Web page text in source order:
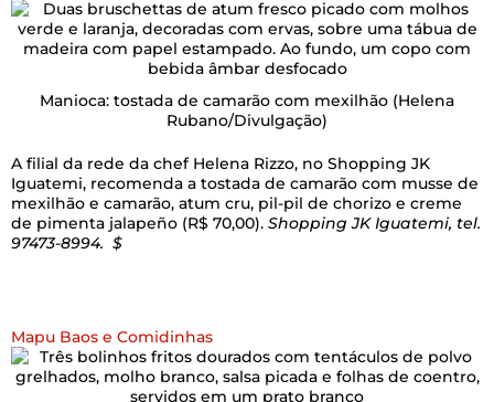
Manioca: tostada de camarão com mexilhão (Helena
Rubano/Divulgação)
A filial da rede da chef Helena Rizzo, no Shopping JK
Iguatemi, recomenda a tostada de camarão com musse de
mexilhão e camarão, atum cru, pil-pil de chorizo e creme
de pimenta jalapeño (R$ 70,00). Shopping JK Iguatemi, tel.
97473-8994. $
Mapu Baos e Comidinhas